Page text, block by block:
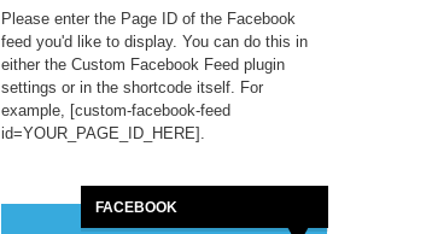
Please enter the Page ID of the Facebook
feed you'd like to display. You can do this in
either the Custom Facebook Feed plugin
settings or in the shortcode itself. For
example, [custom-facebook-feed
id=YOUR_PAGE_ID_HERE].
FACEBOOK